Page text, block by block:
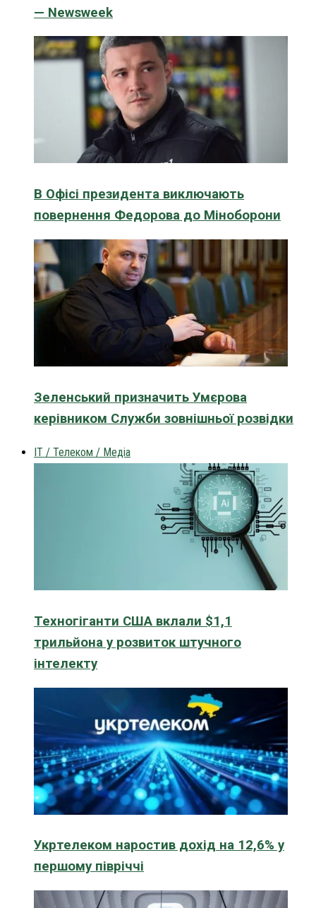
— Newsweek
В Офісі президента виключають
повернення Федорова до Міноборони
Зеленський призначить Умєрова
керівником Служби зовнішньої розвідки
IT / Телеком / Медіа
Техногіганти США вклали $1,1
трильйона у розвиток штучного
інтелекту
Укртелеком наростив дохід на 12,6% у
першому півріччі